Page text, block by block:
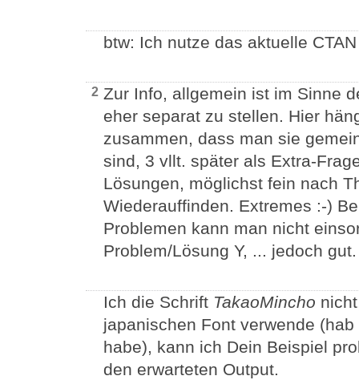
btw: Ich nutze das aktuelle
2 Zur Info, allgemein ist im Sinne
eher separat zu stellen. Hier
zusammen, dass man sie
sind, 3 vllt. später als Extra-
Lösungen, möglichst fein nach
Wiederauffinden. Extremes :-)
Problemen kann man nicht
Problem/Lösung Y, ... jedoch gut.
Ich die Schrift TakaoMincho
japanischen Font verwende
habe), kann ich Dein Beispiel
den erwarteten Output.